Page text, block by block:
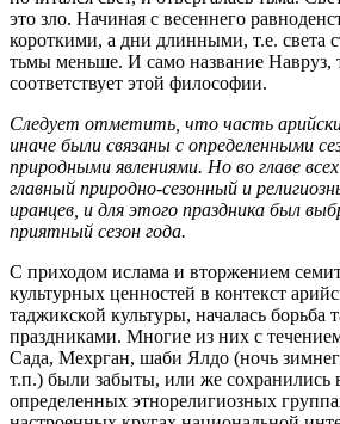
это зло. Начиная с весеннего
короткими, а дни длинными, т.е. света
тьмы меньше. И само название Навруз,
соответствует этой философии.
Следует отметить, что часть
иначе были связаны с определенными
природными явлениями. Но во главе
главный природно-сезонный и
иранцев, и для этого праздника был
приятный сезон года.
С приходом ислама и вторжением
культурных ценностей в контекст
таджикской культуры, началась борьба
праздниками. Многие из них с
Сада, Мехрган, шаби Ялдо (ночь
т.п.) были забыты, или же сохранились
определенных этнорелигиозных